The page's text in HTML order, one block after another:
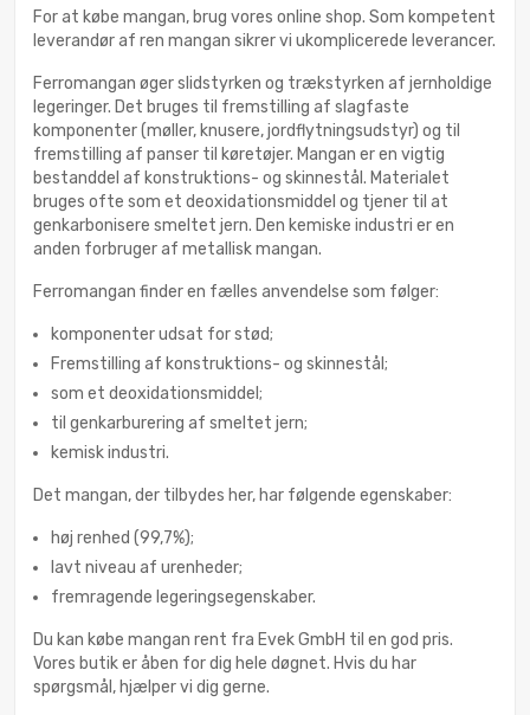
For at købe mangan, brug vores online shop. Som kompetent
leverandør af ren mangan sikrer vi ukomplicerede leverancer.
Ferromangan øger slidstyrken og trækstyrken af jernholdige
legeringer. Det bruges til fremstilling af slagfaste
komponenter (møller, knusere, jordflytningsudstyr) og til
fremstilling af panser til køretøjer. Mangan er en vigtig
bestanddel af konstruktions- og skinnestål. Materialet
bruges ofte som et deoxidationsmiddel og tjener til at
genkarbonisere smeltet jern. Den kemiske industri er en
anden forbruger af metallisk mangan.
Ferromangan finder en fælles anvendelse som følger:
komponenter udsat for stød;
Fremstilling af konstruktions- og skinnestål;
som et deoxidationsmiddel;
til genkarburering af smeltet jern;
kemisk industri.
Det mangan, der tilbydes her, har følgende egenskaber:
høj renhed (99,7%);
lavt niveau af urenheder;
fremragende legeringsegenskaber.
Du kan købe mangan rent fra Evek GmbH til en god pris.
Vores butik er åben for dig hele døgnet. Hvis du har
spørgsmål, hjælper vi dig gerne.